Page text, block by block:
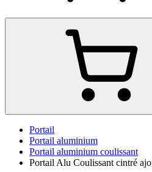
Portail
Portail aluminium
Portail aluminium coulissant
Portail Alu Coulissant cintré